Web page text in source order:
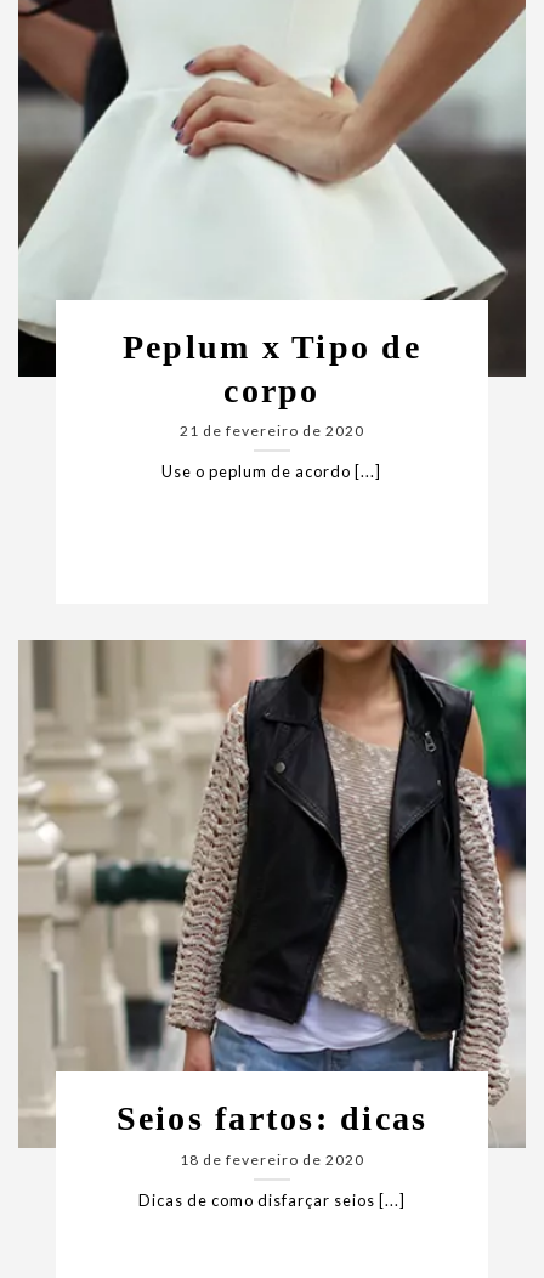
Peplum x Tipo de
corpo
21 de fevereiro de 2020
Use o peplum de acordo [...]
Seios fartos: dicas
18 de fevereiro de 2020
Dicas de como disfarçar seios [...]